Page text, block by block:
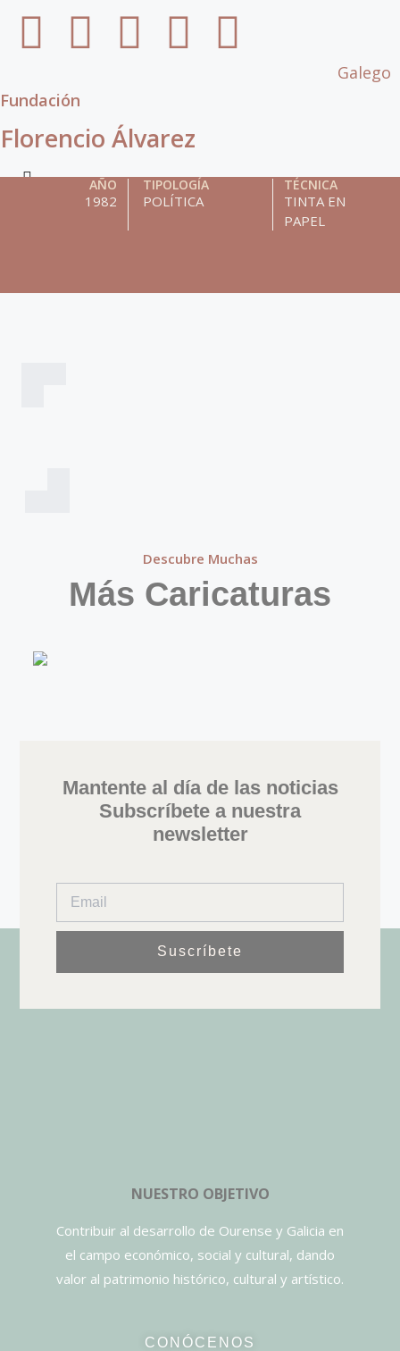
Galego
Fundación
Florencio Álvarez
AÑO
1982
TIPOLOGÍA
POLÍTICA
TÉCNICA
TINTA EN
PAPEL
Descubre Muchas
Más Caricaturas
Mantente al día de las noticias
Subscríbete a nuestra
newsletter
Suscríbete
NUESTRO OBJETIVO
Contribuir al desarrollo de Ourense y Galicia en
el campo económico, social y cultural, dando
valor al patrimonio histórico, cultural y artístico.
CONÓCENOS